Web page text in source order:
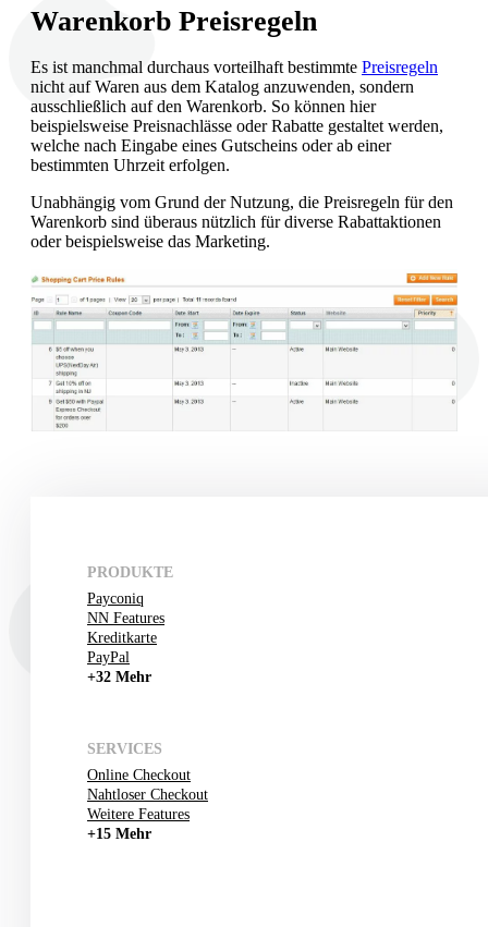
Warenkorb Preisregeln
Es ist manchmal durchaus vorteilhaft bestimmte Preisregeln
nicht auf Waren aus dem Katalog anzuwenden, sondern
ausschließlich auf den Warenkorb. So können hier
beispielsweise Preisnachlässe oder Rabatte gestaltet werden,
welche nach Eingabe eines Gutscheins oder ab einer
bestimmten Uhrzeit erfolgen.
Unabhängig vom Grund der Nutzung, die Preisregeln für den
Warenkorb sind überaus nützlich für diverse Rabattaktionen
oder beispielsweise das Marketing.
PRODUKTE
Payconiq
NN Features
Kreditkarte
PayPal
+32 Mehr
SERVICES
Online Checkout
Nahtloser Checkout
Weitere Features
+15 Mehr